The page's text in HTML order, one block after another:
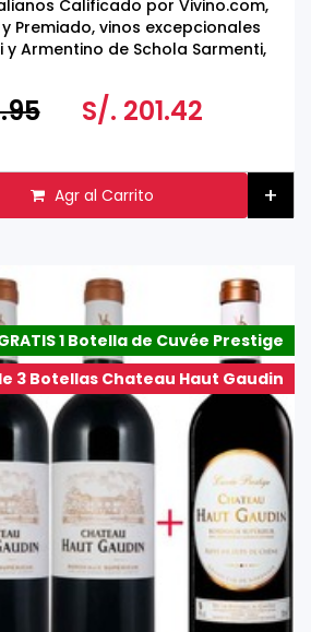
Calificado por Vivino.com,
Premiado, vinos excepcionales
y Armentino de Schola Sarmenti,
S/. 201.42
Agr al Carrito +
1 Botella de Cuvée Prestige
3 Botellas Chateau Haut Gaudin